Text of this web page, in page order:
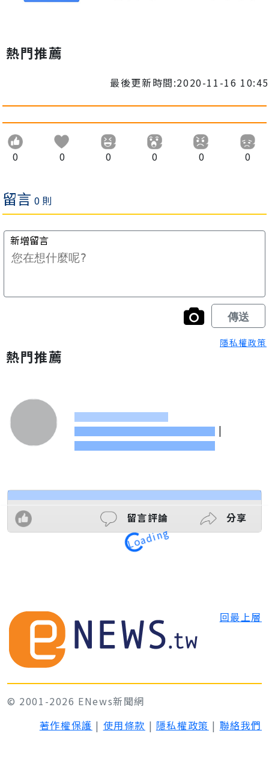
熱門推薦
最後更新時間:2020-11-16 10:45
0 0 0 0 0 0
隱私權政策
熱門推薦
|
留言評論 分享
Loading
回最上層
© 2001-2026 ENews新聞網
著作權保護 | 使用條款 | 隱私權政策 | 聯絡我們